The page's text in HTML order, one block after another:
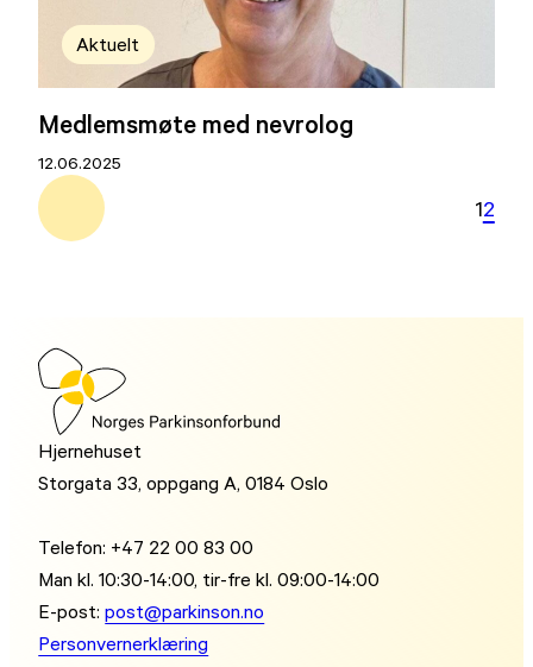
Aktuelt
Medlemsmøte med nevrolog
12.06.2025
12
Hjernehuset
Storgata 33, oppgang A, 0184 Oslo
Telefon: +47 22 00 83 00
Man kl. 10:30-14:00, tir-fre kl. 09:00-14:00
E-post:post@parkinson.no
Personvernerklæring